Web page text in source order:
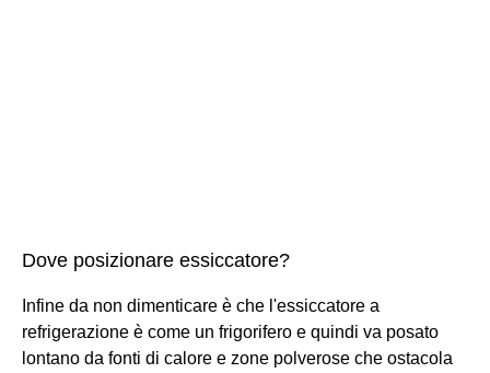
Dove posizionare essiccatore?
Infine da non dimenticare è che l'essiccatore a
refrigerazione è come un frigorifero e quindi va posato
lontano da fonti di calore e zone polverose che ostacola